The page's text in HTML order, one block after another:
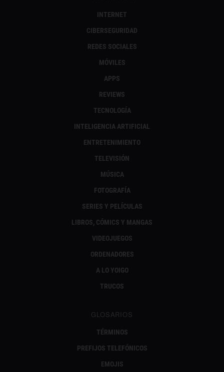
INTERNET
CIBERSEGURIDAD
REDES SOCIALES
MÓVILES
APPS
REVIEWS
TECNOLOGÍA
INTELIGENCIA ARTIFICIAL
ENTRETENIMIENTO
TELEVISIÓN
MÚSICA
FOTOGRAFÍA
SERIES Y PELÍCULAS
LIBROS, CÓMICS Y MANGAS
VIDEOJUEGOS
ORDENADORES
A LO YOIGO
TRUCOS
GLOSARIOS
TÉRMINOS
PREFIJOS TELEFÓNICOS
EMOJIS